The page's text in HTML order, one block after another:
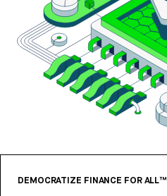
DEMOCRATIZE FINANCE FOR ALL™